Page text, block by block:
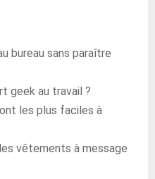
bureau sans paraître
geek au travail ?
les plus faciles à
vêtements à message